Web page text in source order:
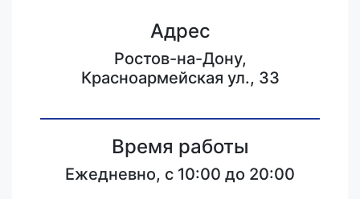
Адрес
Ростов-на-Дону,
Красноармейская ул., 33
Время работы
Ежедневно, с 10:00 до 20:00